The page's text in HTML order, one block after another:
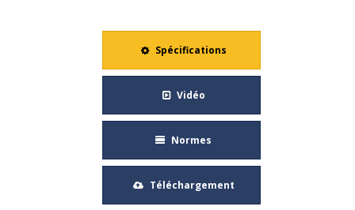
Spécifications
Vidéo
Normes
Téléchargement